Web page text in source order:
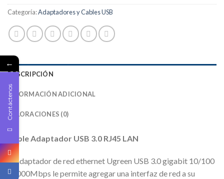
Categoría:Adaptadores y Cables USB
DESCRIPCIÓN
INFORMACIÓN ADICIONAL
VALORACIONES (0)
Cable Adaptador USB 3.0 RJ45 LAN
El adaptador de red ethernet Ugreen USB 3.0 gigabit 10/100
/ 1000Mbps le permite agregar una interfaz de red a su
←
Contáctenos